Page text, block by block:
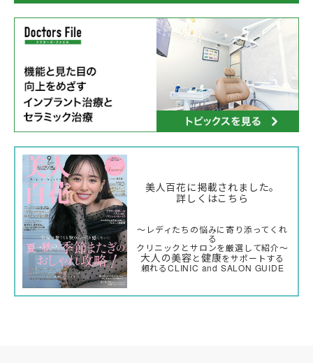
美人百花に掲載されました。
詳しくはこちら
〜レディたちの悩みに寄り添ってくれ
る
クリニックとサロンを厳選して紹介〜
大人の美容と健康をサポートする
頼れるCLINIC and SALON GUIDE